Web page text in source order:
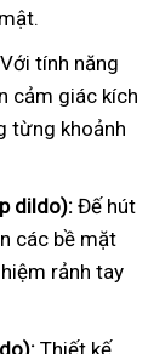
Với tính năng
cảm giác kích
từng khoảnh
dildo):Đế hút
các bề mặt
rảnh tay